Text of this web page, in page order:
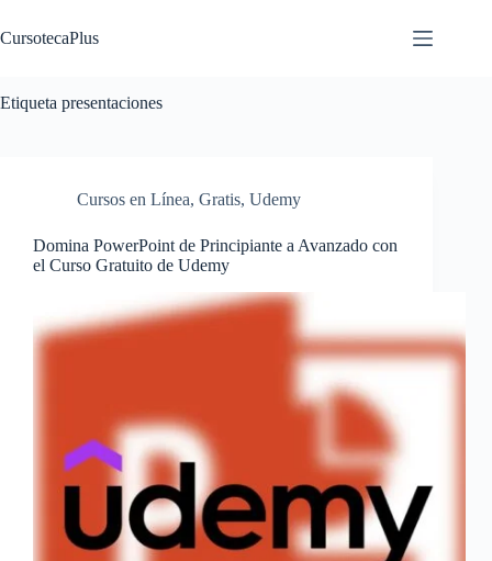
al
contenido
CursotecaPlus
Etiqueta presentaciones
Cursos en Línea, Gratis, Udemy
Domina PowerPoint de Principiante a Avanzado con
el Curso Gratuito de Udemy